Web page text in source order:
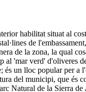
habilitat situat al
de
de la zona, la qual
al 'mar verd'
un lloc popular per
del municipi, que és
Natural de la Sierra